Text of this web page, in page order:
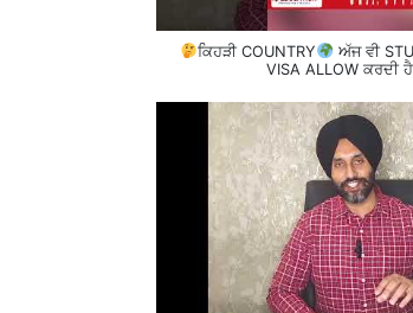
ਕਿਹੜੀ COUNTRY
ਅੱਜ ਵੀ
VISA ALLOW ਕਰਦੀ